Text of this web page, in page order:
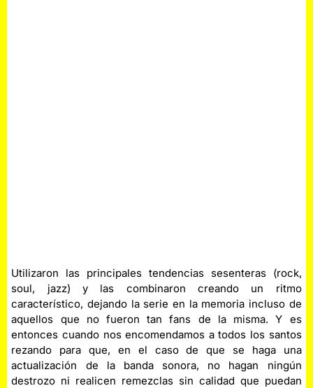
Utilizaron las principales tendencias sesenteras (rock,
soul, jazz) y las combinaron creando un ritmo
característico, dejando la serie en la memoria incluso de
aquellos que no fueron tan fans de la misma. Y es
entonces cuando nos encomendamos a todos los santos
rezando para que, en el caso de que se haga una
actualización de la banda sonora, no hagan ningún
destrozo ni realicen remezclas sin calidad que puedan